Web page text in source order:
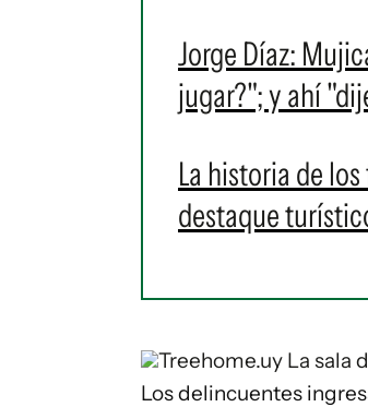
Jorge Díaz:
jugar?"; y ahí
La historia de
destaque
Treehome.uy La sala
Los delincuentes